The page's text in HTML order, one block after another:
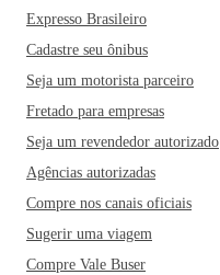
Expresso Brasileiro
Cadastre seu ônibus
Seja um motorista parceiro
Fretado para empresas
Seja um revendedor autorizado
Agências autorizadas
Compre nos canais oficiais
Sugerir uma viagem
Compre Vale Buser